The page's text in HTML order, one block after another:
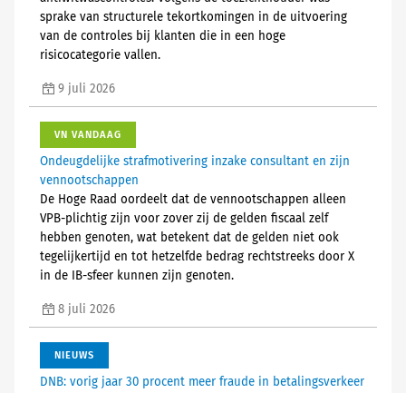
sprake van structurele tekortkomingen in de uitvoering
van de controles bij klanten die in een hoge
risicocategorie vallen.
9 juli 2026
VN VANDAAG
Ondeugdelijke strafmotivering inzake consultant en zijn
vennootschappen
De Hoge Raad oordeelt dat de vennootschappen alleen
VPB-plichtig zijn voor zover zij de gelden fiscaal zelf
hebben genoten, wat betekent dat de gelden niet ook
tegelijkertijd en tot hetzelfde bedrag rechtstreeks door X
in de IB-sfeer kunnen zijn genoten.
8 juli 2026
NIEUWS
DNB: vorig jaar 30 procent meer fraude in betalingsverkeer